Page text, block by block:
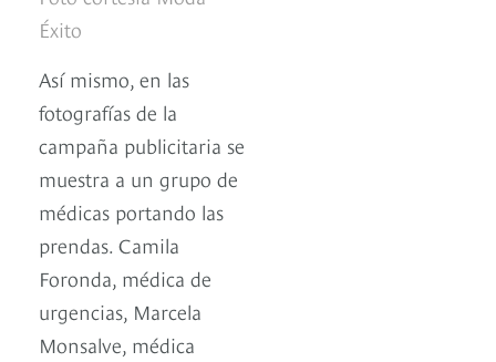
Éxito
Así mismo, en las
fotografías de la
campaña publicitaria se
muestra a un grupo de
médicas portando las
prendas. Camila
Foronda, médica de
urgencias, Marcela
Monsalve, médica